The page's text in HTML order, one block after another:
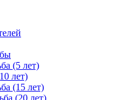
(5 лет)
лет)
(15 лет)
(20 лет)